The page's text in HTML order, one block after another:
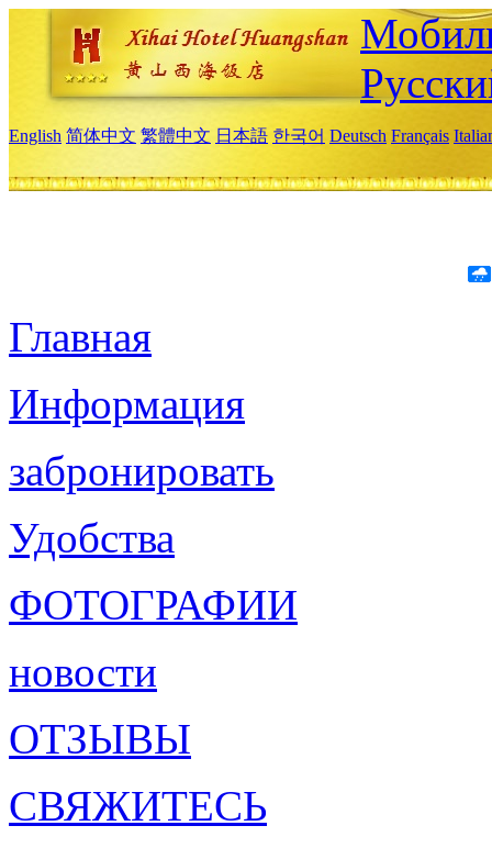
English 简体中文 繁體中文 日本語 한국어 Deutsch Français
Главная
Информация
забронировать
Удобства
ФОТОГРАФИИ
новости
ОТЗЫВЫ
СВЯЖИТЕСЬ